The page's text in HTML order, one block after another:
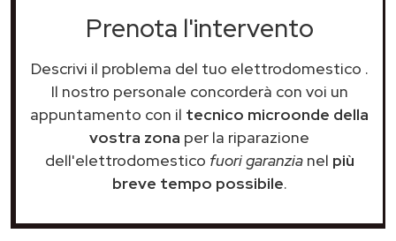
Prenota l'intervento
Descrivi il problema del tuo elettrodomestico .
Il nostro personale concorderà con voi un
appuntamento con il tecnico microonde della
vostra zona per la riparazione
dell'elettrodomestico fuori garanzianel più
breve tempo possibile.